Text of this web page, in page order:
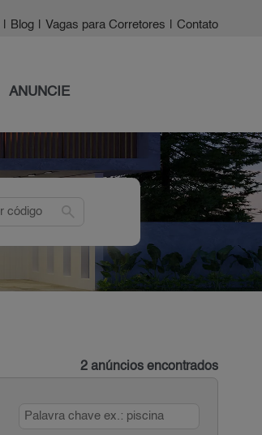
Blog Vagas para Corretores Contato
ANUNCIE
search
2 anúncios encontrados